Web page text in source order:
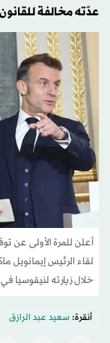
عدّته مخالفة
أعلن للمرة الأولى عن
لقاء الرئيس
خلال زيارته لنيقوسيا
أنقرة: سعيد عبد الرازق